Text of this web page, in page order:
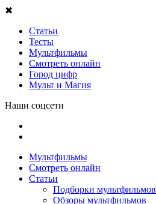
✖
Статьи
Тесты
Мультфильмы
Смотреть онлайн
Город цифр
Мульт и Магия
Наши соцсети
Мультфильмы
Смотреть онлайн
Статьи
Подборки мультфильмов
Обзоры мультфильмов